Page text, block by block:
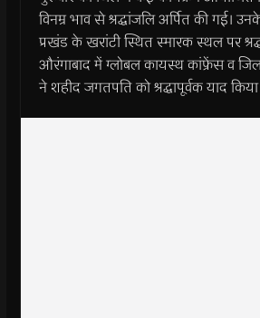
विनम्र भाव से श्रद्धांजलि अर्पित की गई।
प्रखंड के खरांटी स्थित स्मारक स्थल पर
औरंगाबाद में ग्लोबल कायस्थ कांफ्रेंस व
ने शहीद जगतपति को श्रद्धापूर्वक याद